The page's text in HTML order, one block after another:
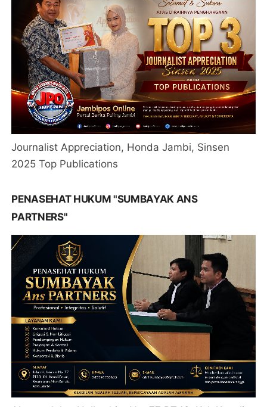
Journalist Appreciation, Honda Jambi, Sinsen
2025 Top Publications
PENASEHAT HUKUM "SUMBAYAK ANS
PARTNERS"